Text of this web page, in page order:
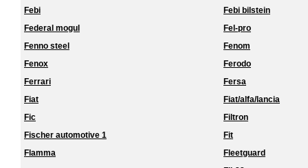
Febi
Febi bilstein
Federal mogul
Fel-pro
Fenno steel
Fenom
Fenox
Ferodo
Ferrari
Fersa
Fiat
Fiat/alfa/lancia
Fic
Filtron
Fischer automotive 1
Fit
Flamma
Fleetguard